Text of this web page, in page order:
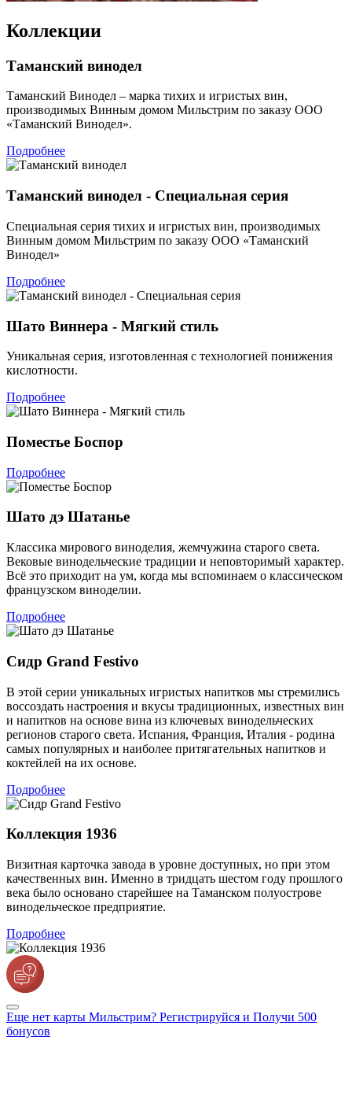
Коллекции
Таманский винодел
Таманский Винодел – марка тихих и игристых вин,
производимых Винным домом Мильстрим по заказу ООО
«Таманский Винодел».
Подробнее
Таманский винодел - Специальная серия
Специальная серия тихих и игристых вин, производимых
Винным домом Мильстрим по заказу ООО «Таманский
Винодел»
Подробнее
Шато Виннера - Мягкий стиль
Уникальная серия, изготовленная с технологией понижения
кислотности.
Подробнее
Поместье Боспор
Подробнее
Шато дэ Шатанье
Классика мирового виноделия, жемчужина старого света.
Вековые винодельческие традиции и неповторимый характер.
Всё это приходит на ум, когда мы вспоминаем о классическом
французском виноделии.
Подробнее
Сидр Grand Festivo
В этой серии уникальных игристых напитков мы стремились
воссоздать настроения и вкусы традиционных, известных вин
и напитков на основе вина из ключевых винодельческих
регионов старого света. Испания, Франция, Италия - родина
самых популярных и наиболее притягательных напитков и
коктейлей на их основе.
Подробнее
Коллекция 1936
Визитная карточка завода в уровне доступных, но при этом
качественных вин. Именно в тридцать шестом году прошлого
века было основано старейшее на Таманском полуострове
винодельческое предприятие.
Подробнее
Еще нет карты Мильстрим? Регистрируйся и Получи 500
бонусов